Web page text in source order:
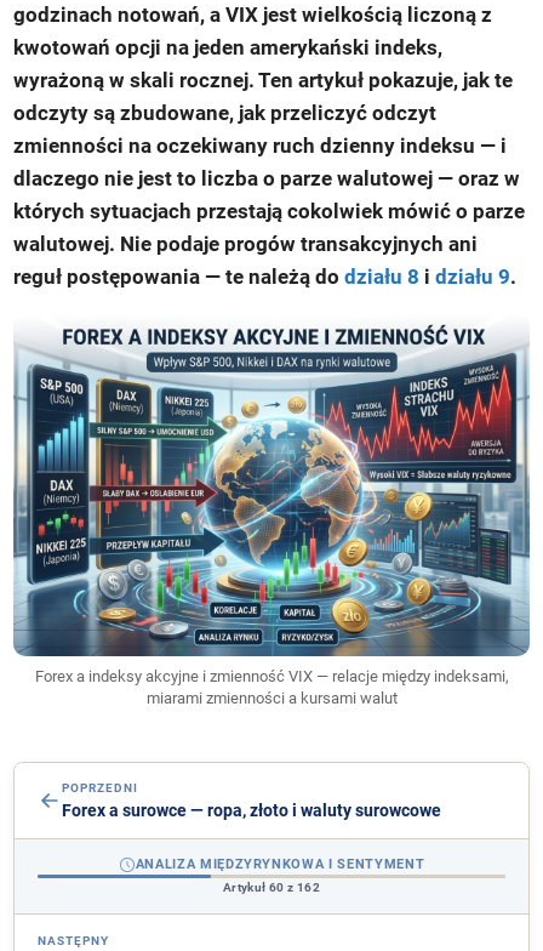
godzinach notowań, a VIX jest wielkością liczoną z
kwotowań opcji na jeden amerykański indeks,
wyrażoną w skali rocznej. Ten artykuł pokazuje, jak te
odczyty są zbudowane, jak przeliczyć odczyt
zmienności na oczekiwany ruch dzienny indeksu — i
dlaczego nie jest to liczba o parze walutowej — oraz w
których sytuacjach przestają cokolwiek mówić o parze
walutowej. Nie podaje progów transakcyjnych ani
reguł postępowania — te należą dodziału 8 idziału 9.
Forex a indeksy akcyjne i zmienność VIX — relacje między indeksami,
miarami zmienności a kursami walut
POPRZEDNI
Forex a surowce — ropa, złoto i waluty surowcowe
ANALIZA MIĘDZYRYNKOWA I SENTYMENT
Artykuł 60 z 162
NASTĘPNY